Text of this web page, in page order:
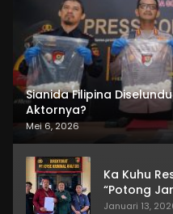
Sianida Filipina
Aktornya?
Mei 6, 2026
Ka Kuhu
“Potong
Januari 13,